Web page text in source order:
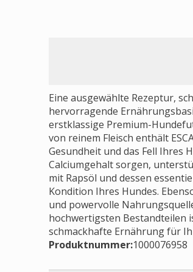
Eine ausgewählte Rezeptur,
hervorragende
erstklassige Premium-
von reinem Fleisch enthält
Gesundheit und das Fell Ihres
Calciumgehalt sorgen,
mit Rapsöl und dessen
Kondition Ihres Hundes.
und powervolle
hochwertigsten Bestandteilen
schmackhafte Ernährung für
Produktnummer:1000076958